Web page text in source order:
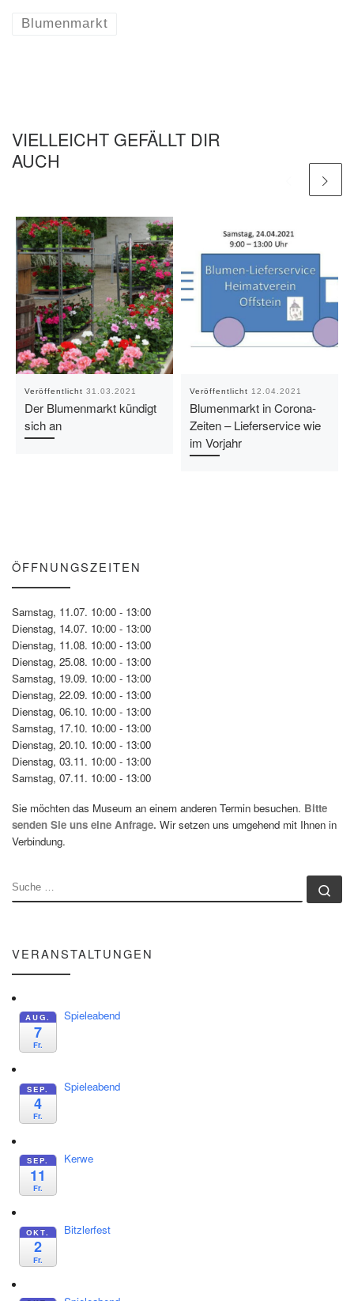
Blumenmarkt
VIELLEICHT GEFÄLLT DIR
AUCH
Veröffentlicht 31.03.2021
Der Blumenmarkt kündigt
sich an
Veröffentlicht 12.04.2021
Blumenmarkt in Corona-
Zeiten – Lieferservice wie
im Vorjahr
ÖFFNUNGSZEITEN
Samstag, 11.07. 10:00 - 13:00
Dienstag, 14.07. 10:00 - 13:00
Dienstag, 11.08. 10:00 - 13:00
Dienstag, 25.08. 10:00 - 13:00
Samstag, 19.09. 10:00 - 13:00
Dienstag, 22.09. 10:00 - 13:00
Dienstag, 06.10. 10:00 - 13:00
Samstag, 17.10. 10:00 - 13:00
Dienstag, 20.10. 10:00 - 13:00
Dienstag, 03.11. 10:00 - 13:00
Samstag, 07.11. 10:00 - 13:00
Sie möchten das Museum an einem anderen Termin besuchen. Bitte
senden Sie uns eine Anfrage. Wir setzen uns umgehend mit Ihnen in
Verbindung.
SUCHE
VERANSTALTUNGEN
AUG.
7
Fr.
Spieleabend
SEP.
4
Fr.
Spieleabend
SEP.
11
Fr.
Kerwe
OKT.
2
Fr.
Bitzlerfest